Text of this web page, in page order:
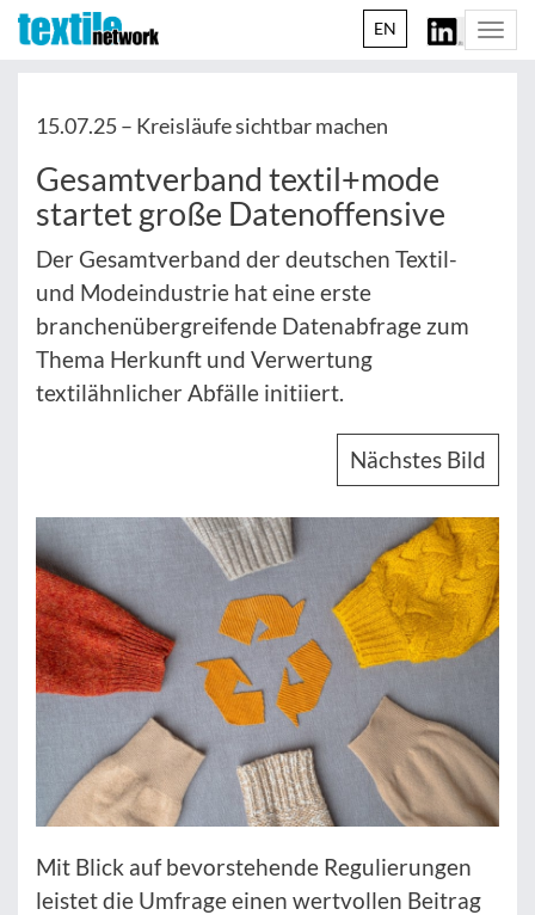
EN
15.07.25 – Kreisläufe sichtbar machen
Gesamtverband textil+mode
startet große Datenoffensive
Der Gesamtverband der deutschen Textil-
und Modeindustrie hat eine erste
branchenübergreifende Datenabfrage zum
Thema Herkunft und Verwertung
textilähnlicher Abfälle initiiert.
Nächstes Bild
Mit Blick auf bevorstehende Regulierungen
leistet die Umfrage einen wertvollen Beitrag